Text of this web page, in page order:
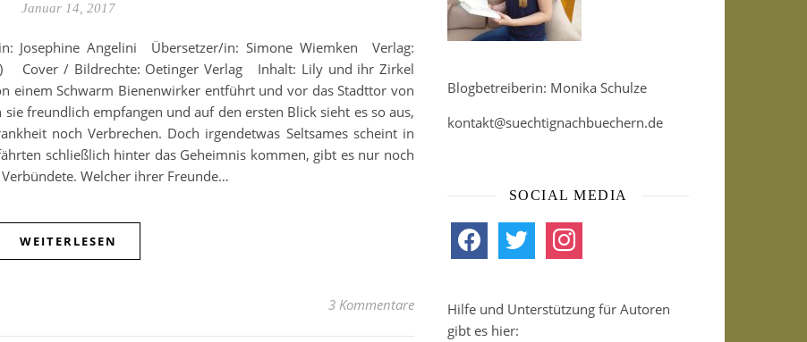
Januar 14, 2017
Angelini Übersetzer/in: Simone Wiemken Verlag:
Cover / Bildrechte: Oetinger Verlag Inhalt: Lily und ihr Zirkel
einem Schwarm Bienenwirker entführt und vor das Stadttor von
freundlich empfangen und auf den ersten Blick sieht es so aus,
noch Verbrechen. Doch irgendetwas Seltsames scheint in
schließlich hinter das Geheimnis kommen, gibt es nur noch
Welcher ihrer Freunde…
WEITERLESEN
3 Kommentare
Blogbetreiberin: Monika Schulze
kontakt@suechtignachbuechern.de
SOCIAL MEDIA
facebook twitter instagram
Hilfe und Unterstützung für Autoren
gibt es hier: